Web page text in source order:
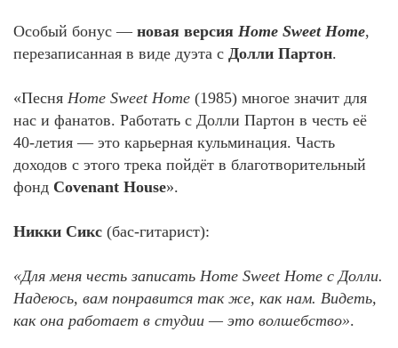
Особый бонус — новая версия Home Sweet Home,
перезаписанная в виде дуэта с Долли Партон.
«Песня Home Sweet Home (1985) многое значит для
нас и фанатов. Работать с Долли Партон в честь её
40-летия — это карьерная кульминация. Часть
доходов с этого трека пойдёт в благотворительный
фонд Covenant House».
Никки Сикс (бас-гитарист):
«Для меня честь записать Home Sweet Home с Долли.
Надеюсь, вам понравится так же, как нам. Видеть,
как она работает в студии — это волшебство».